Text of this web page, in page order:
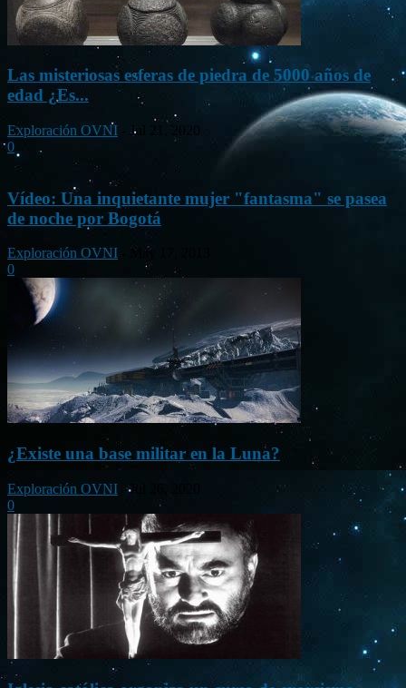
Las misteriosas esferas de piedra de 5000 años de
edad ¿Es...
Exploración OVNI
Jul 21, 2020
0
Vídeo: Una inquietante mujer "fantasma" se pasea
de noche por Bogotá
Exploración OVNI
May 17, 2013
0
¿Existe una base militar en la Luna?
Exploración OVNI
Jul 26, 2020
0